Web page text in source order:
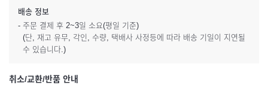
배송 정보
- 주문 결제 후 2~3일 소요(평일 기준)
(단, 재고 유무, 각인, 수량, 택배사 사정등에 따라 배송 기일이 지연될
수 있습니다.)
취소/교환/반품 안내